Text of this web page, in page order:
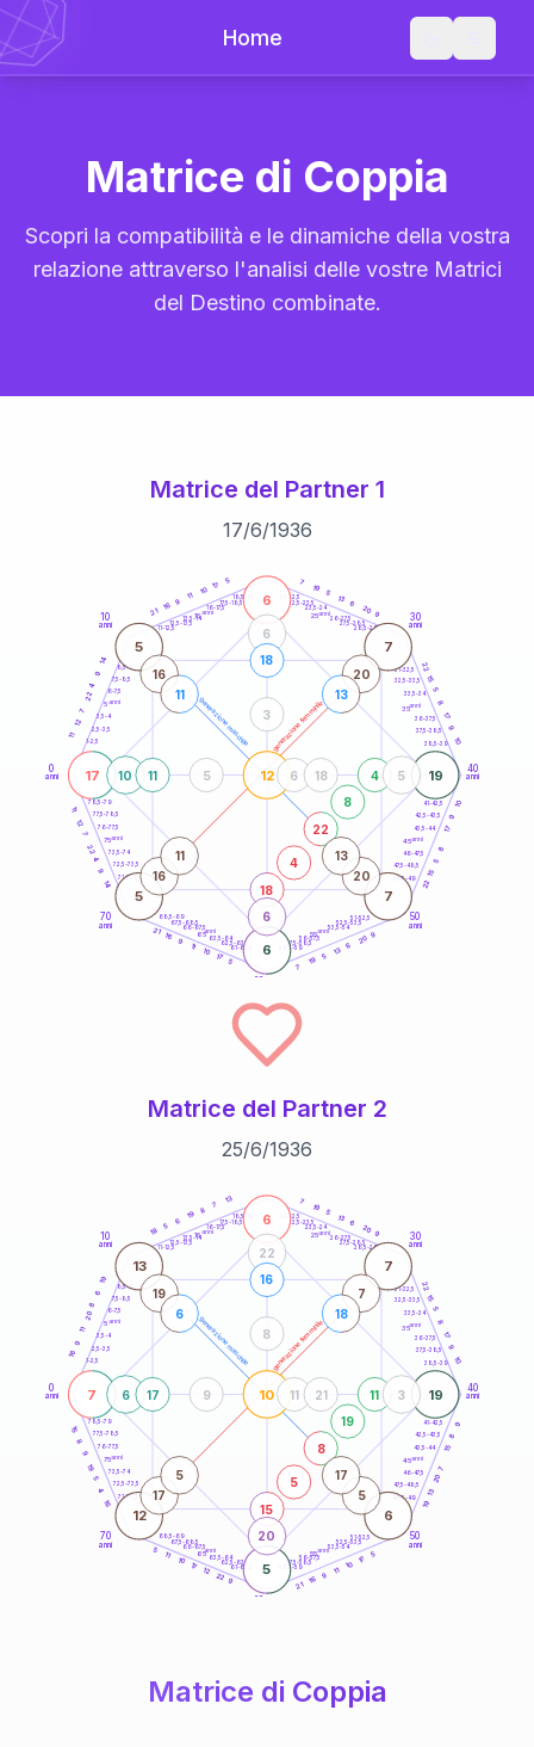
Home
Matrice di Coppia
Scopri la compatibilità e le dinamiche della vostra
relazione attraverso l'analisi delle vostre Matrici
del Destino combinate.
Matrice del Partner 1
17/6/1936
generazione maschile generazione femminile
0
anni
10
anni
30
anni
40
anni
50
anni
60
70
anni
1-2,5
2,5-3,5
3,5-4
6-7,5
7,5-8,5
8,5-9
11-12,5
12,5-13,5
13,5-14
16-17,5
17,5-18,5
18,5-19
21-22,5
22,5-23,5
23,5-24
26-27,5
27,5-28,5
28,5-29
31-32,5
32,5-33,5
33,5-34
36-37,5
37,5-38,5
38,5-39
41-42,5
42,5-43,5
43,5-44
46-47,5
47,5-48,5
48,5-49
51-52,5
52,5-53,5
53,5-54
56-57,5
57,5-58,5
58,5-59
61-62,5
62,5-63,5
63,5-64
66-67,5
67,5-68,5
68,5-69
71-72,5
72,5-73,5
73,5-74
76-77,5
77,5-78,5
78,5-79
11
12
7
22
4
9
14
21
16
9
11
10
17
5 7
19 5
13
6
20
9
22
15
5
8
17
9
10
10
9
17
8
5
15
22
9
20
6
13
5
19
7
5
17
10
11
9
16
21
14
9
4
22
7
12
11
17
6
19
6
12
5 7
5 7
18
4
22
8
4
10
6
5
6
11
18
6 18
5
3
16
11
20
13
16
11
20
13
5anni
15 anni 25anni
35anni
45anni
55anni
65anni
75anni
Matrice del Partner 2
25/6/1936
generazione maschile generazione femminile
0
anni
10
anni
30
anni
40
anni
50
anni
60
70
anni
1-2,5
2,5-3,5
3,5-4
6-7,5
7,5-8,5
8,5-9
11-12,5
12,5-13,5
13,5-14
16-17,5
17,5-18,5
18,5-19 21-22,5
22,5-23,5
23,5-24
26-27,5
27,5-28,5
28,5-29
31-32,5
32,5-33,5
33,5-34
36-37,5
37,5-38,5
38,5-39
41-42,5
42,5-43,5
43,5-44
46-47,5
47,5-48,5
48,5-49
51-52,5
52,5-53,5
53,5-54
56-57,5
57,5-58,5
58,5-59
61-62,5
62,5-63,5
63,5-64
66-67,5
67,5-68,5
68,5-69
71-72,5
72,5-73,5
73,5-74
76-77,5
77,5-78,5
78,5-79
16
9
11
20
8
6
19
18 5
6
19
8
7
13 7
19 5
13
6
20
9
22
15
5
8
17
9
10
9
8
15
7
20
13
19
5
17
10
11
9
16
21
9
22
12
17
10
11
5
16
4
5
19
9
8
15
7
6
19
5
10
13 7
12 6
15
5
8
19
11
6
22
3
20
17
16
11 21
9
8
19
6
7
18
17
5
5
17
5anni
15 anni 25anni
35anni
45anni
55anni
65anni
75anni
Matrice di Coppia